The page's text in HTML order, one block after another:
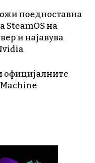
поедноставна
SteamOS на
и најавува
официјалните